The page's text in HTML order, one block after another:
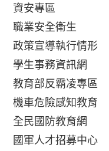
資安專區
職業安全衛生
政策宣導執行情形
學生事務資訊網
教育部反霸凌專區
機車危險感知教育
全民國防教育網
國軍人才招募中心